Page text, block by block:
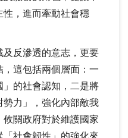
性，進而牽動社會穩
及反滲透的意志，更要
，這包括兩個層面：一
」的社會認知，二是將
力」，強化內部敵我
關政府對於維護國家
社會韌性」的強化來